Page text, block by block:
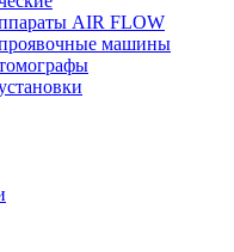
AIR FLOW
машины